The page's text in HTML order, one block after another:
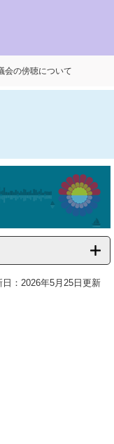
会の傍聴について
日：2026年5月25日更新